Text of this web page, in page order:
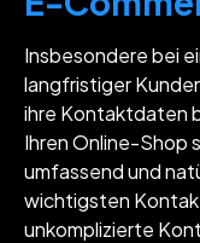
Insbesondere bei
langfristiger
ihre Kontaktdaten
Ihren Online-Shop
umfassend und
wichtigsten
unkomplizierte